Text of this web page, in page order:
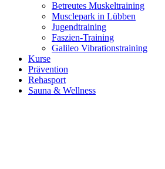
Betreutes Muskeltraining
Musclepark in Lübben
Jugendtraining
Faszien-Training
Galileo Vibrationstraining
Kurse
Prävention
Rehasport
Sauna & Wellness